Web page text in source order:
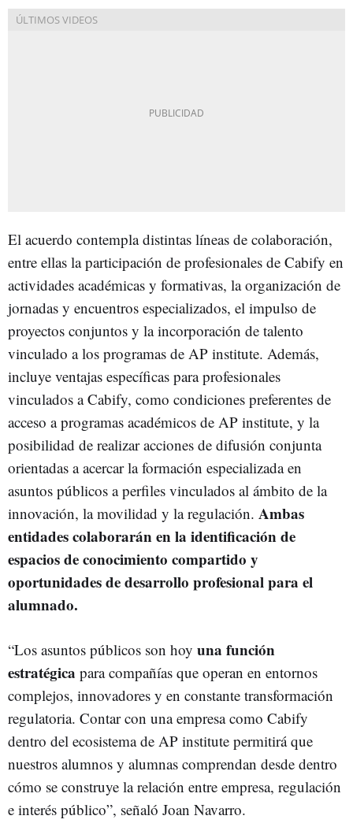
El acuerdo contempla distintas líneas de colaboración,
entre ellas la participación de profesionales de Cabify en
actividades académicas y formativas, la organización de
jornadas y encuentros especializados, el impulso de
proyectos conjuntos y la incorporación de talento
vinculado a los programas de AP institute. Además,
incluye ventajas específicas para profesionales
vinculados a Cabify, como condiciones preferentes de
acceso a programas académicos de AP institute, y la
posibilidad de realizar acciones de difusión conjunta
orientadas a acercar la formación especializada en
asuntos públicos a perfiles vinculados al ámbito de la
innovación, la movilidad y la regulación. Ambas
entidades colaborarán en la identificación de
espacios de conocimiento compartido y
oportunidades de desarrollo profesional para el
alumnado.
“Los asuntos públicos son hoy una función
estratégica para compañías que operan en entornos
complejos, innovadores y en constante transformación
regulatoria. Contar con una empresa como Cabify
dentro del ecosistema de AP institute permitirá que
nuestros alumnos y alumnas comprendan desde dentro
cómo se construye la relación entre empresa, regulación
e interés público”, señaló Joan Navarro.